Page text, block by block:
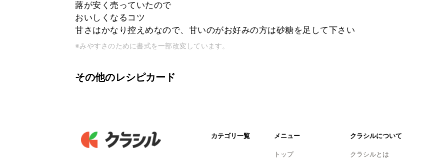
蕗が安く売っていたので
おいしくなるコツ
甘さはかなり控えめなので、甘いのがお好みの方は砂糖を足して下さい
※みやすさのために書式を一部改変しています。
その他のレシピカード
カテゴリ一覧 メニュー
トップ
クラシルについて
クラシルとは